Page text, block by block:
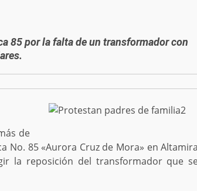
85 por la falta de un transformador con
de
No. 85 «Aurora Cruz de Mora» en
la reposición del transformador que